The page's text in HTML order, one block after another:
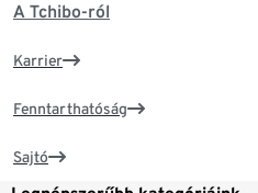
A Tchibo-ról
Karrier
Fenntarthatóság
Sajtó